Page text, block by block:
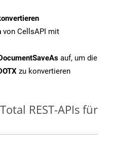
von CellsAPI mit
auf, um die
zu konvertieren
REST-APIs für